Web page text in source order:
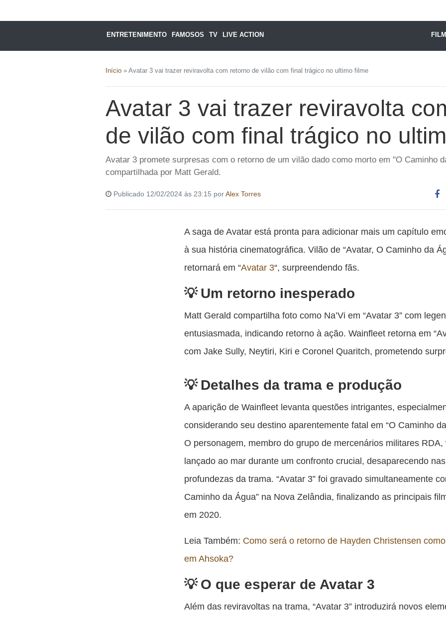
ENTRETENIMENTO FAMOSOS TV LIVE ACTION
Início » Avatar 3 vai trazer reviravolta com retorno de vilão com final trágico no ultimo filme
Avatar 3 vai trazer reviravolta
de vilão com final trágico no
Avatar 3 promete surpresas com o retorno de um vilão dado como morto em "O Caminho
compartilhada por Matt Gerald.
Publicado 12/02/2024 às 23:15 porAlex Torres
A saga de Avatar está pronta para adicionar mais um capítulo
à sua história cinematográfica. Vilão de “Avatar, O Caminho da
retornará em “Avatar 3“, surpreendendo fãs.
Um retorno inesperado
Matt Gerald compartilha foto como Na’Vi em “Avatar 3” com
entusiasmada, indicando retorno à ação. Wainfleet retorna em
com Jake Sully, Neytiri, Kiri e Coronel Quaritch, prometendo
Detalhes da trama e produção
A aparição de Wainfleet levanta questões intrigantes,
considerando seu destino aparentemente fatal em “O Caminho
O personagem, membro do grupo de mercenários militares RDA,
lançado ao mar durante um confronto crucial, desaparecendo nas
profundezas da trama. “Avatar 3” foi gravado simultaneamente
Caminho da Água” na Nova Zelândia, finalizando as principais
em 2020.
Leia Também: Como será o retorno de Hayden Christensen
em Ahsoka?
O que esperar de Avatar 3
Além das reviravoltas na trama, “Avatar 3” introduzirá novos